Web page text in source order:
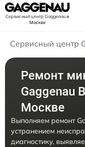
Сервисный центр Gaggenauв
Москве
Сервисный центр
Ремонт
Gaggenau
Москве
Выполняем ремонт
устранением
диагностику,